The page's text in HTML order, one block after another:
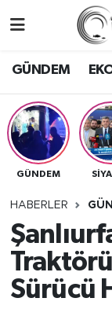
GÜNDEM
GÜNDEM
HABERLER
Sürücü
EKONOMİ
SİYASET
SPOR
SAĞLIK
Gizlilik ve
İletişim
Nöbetçi
Hava
Namaz
Trafik
Süper Lig
Tüm
Son